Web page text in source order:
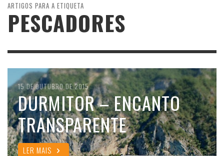
ARTIGOS PARA A ETIQUETA
PESCADORES
15 DE OUTUBRO DE 2015
DURMITOR – ENCANTO
TRANSPARENTE
LER MAIS